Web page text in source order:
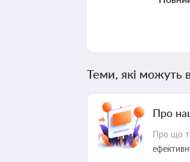
Теми, які можуть
Про
Про що